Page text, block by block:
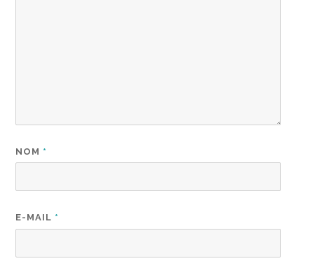
NOM *
E-MAIL *